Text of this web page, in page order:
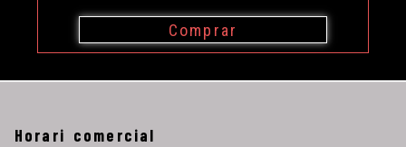
Comprar
Horari comercial